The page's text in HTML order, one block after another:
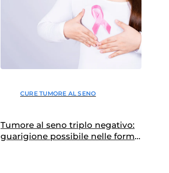
CURE TUMORE AL SENO
Tumore al seno triplo negativo:
guarigione possibile nelle forme